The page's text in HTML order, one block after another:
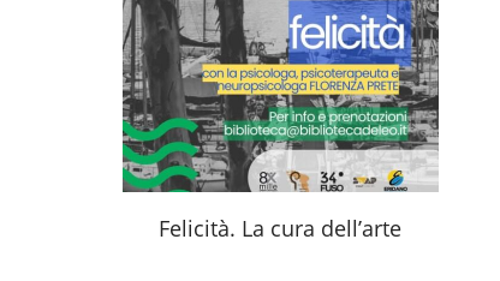
Felicità. La cura dell’arte